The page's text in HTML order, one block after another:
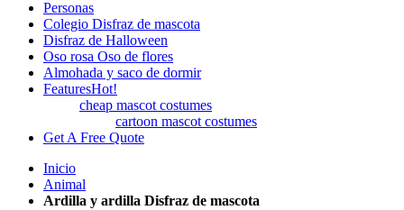
Personas
Colegio Disfraz de mascota
Disfraz de Halloween
Oso rosa Oso de flores
Almohada y saco de dormir
FeaturesHot!
cheap mascot costumes
cartoon mascot costumes
Get A Free Quote
Inicio
Animal
Ardilla y ardilla Disfraz de mascota